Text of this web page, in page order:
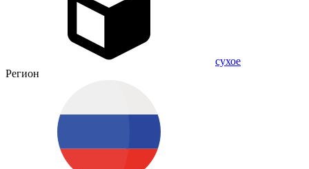
сухое
Регион